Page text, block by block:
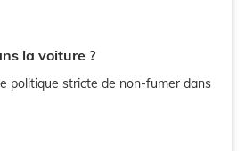
la voiture ?
politique stricte de non-fumer dans